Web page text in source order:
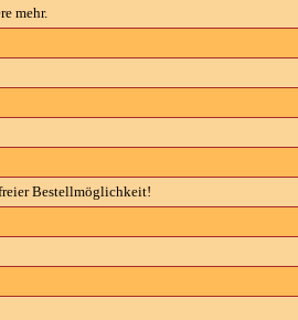
mehr.
Bestellmöglichkeit!